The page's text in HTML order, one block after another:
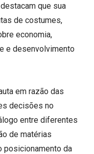
que sua
de costumes,
economia,
e desenvolvimento
em razão das
decisões no
entre diferentes
de matérias
posicionamento da